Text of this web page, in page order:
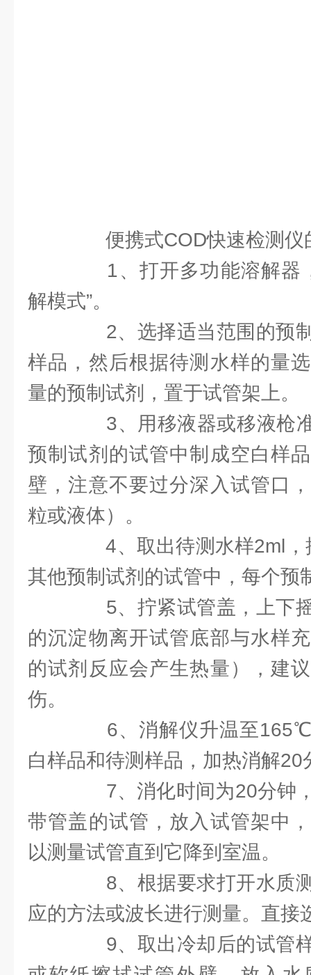
便携式COD快速检测仪
1、打开多功能溶解器
解模式”。
2、选择适当范围的预制
样品，然后根据待测水样的量
量的预制试剂，置于试管架上。
3、用移液器或移液枪准
预制试剂的试管中制成空白样
壁，注意不要过分深入试管口
粒或液体）。
4、取出待测水样2ml，
其他预制试剂的试管中，每个预
5、拧紧试管盖，上下摇
的沉淀物离开试管底部与水样
的试剂反应会产生热量），建
伤。
6、消解仪升温至165℃
白样品和待测样品，加热消解20
7、消化时间为20分钟
带管盖的试管，放入试管架中
以测量试管直到它降到室温。
8、根据要求打开水质测
应的方法或波长进行测量。直接
9、取出冷却后的试管样